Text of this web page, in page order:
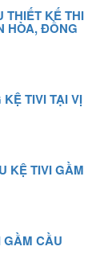
THIẾT KẾ THI
HÒA, ĐỒNG
TIVI TẠI VỊ
KỆ TIVI GẦM
GẦM CẦU